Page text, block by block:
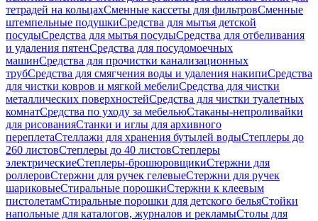
тетрадей на кольцахСменные кассеты для фильтровСменные
штемпельные подушкиСредства для мытья детской
посудыСредства для мытья посудыСредства для отбеливания
и удаления пятенСредства для посудомоечных
машинСредства для прочистки канализационных
трубСредства для смягчения воды и удаления накипиСредства
для чистки ковров и мягкой мебелиСредства для чистки
металлических поверхностейСредства для чистки туалетных
комнатСредства по уходу за мебельюСтаканы-непроливайки
для рисованияСтанки и иглы для архивного
переплетаСтеллажи для хранения бутылей водыСтеплеры до
260 листовСтеплеры до 40 листовСтеплеры
электрическиеСтеплеры-брошюровщикиСтержни для
роллеровСтержни для ручек гелевыеСтержни для ручек
шариковыеСтиральные порошкиСтержни к клеевым
пистолетамСтиральные порошки для детского бельяСтойки
напольные для каталогов, журналов и рекламыСтолы для